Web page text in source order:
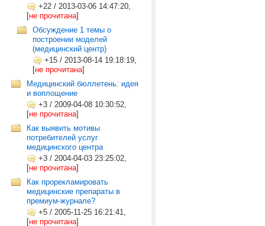
+22 / 2013-03-06 14:47:20,
[не прочитана]
Обсуждение 1 темы о
построении моделей
(медицинский центр)
+15 / 2013-08-14 19:18:19,
[не прочитана]
Медицинский бюллетень: идея
и воплощение
+3 / 2009-04-08 10:30:52,
[не прочитана]
Как выявить мотивы
потребителей услуг
медицинского центра
+3 / 2004-04-03 23:25:02,
[не прочитана]
Как прорекламировать
медицинские препараты в
премиум-журнале?
+5 / 2005-11-25 16:21:41,
[не прочитана]